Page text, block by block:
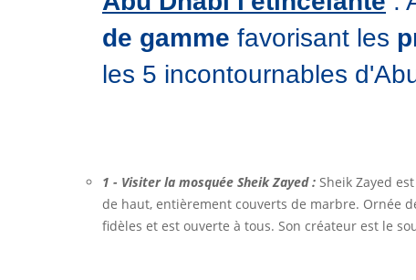
de gamme favorisant les
les 5 incontournables
1 - Visiter la mosquée Sheik Zayed : Sheik Zayed
de haut, entièrement couverts de marbre. Ornée
ﬁdèles et est ouverte à tous. Son créateur est le